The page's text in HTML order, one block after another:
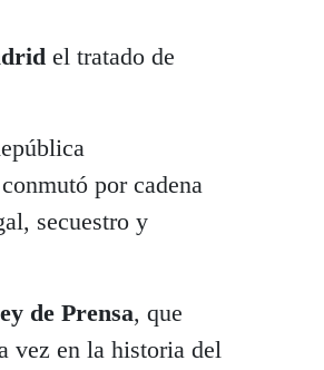
el tratado de
por cadena
secuestro y
de Prensa, que
vez en la historia del